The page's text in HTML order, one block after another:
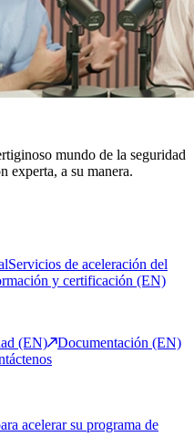
mundo de la seguridad
experta, a su manera.
Servicios de aceleración del
y certificación (EN)
(EN)
Documentación (EN)
acelerar su programa de